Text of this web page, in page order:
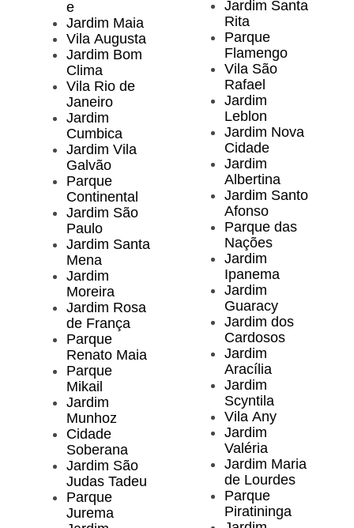
e
Jardim Maia
Vila Augusta
Jardim Bom
Clima
Vila Rio de
Janeiro
Jardim
Cumbica
Jardim Vila
Galvão
Parque
Continental
Jardim São
Paulo
Jardim Santa
Mena
Jardim
Moreira
Jardim Rosa
de França
Parque
Renato Maia
Parque
Mikail
Jardim
Munhoz
Cidade
Soberana
Jardim São
Judas Tadeu
Parque
Jurema
Jardim Santa
Rita
Parque
Flamengo
Vila São
Rafael
Jardim
Leblon
Jardim Nova
Cidade
Jardim
Albertina
Jardim Santo
Afonso
Parque das
Nações
Jardim
Ipanema
Jardim
Guaracy
Jardim dos
Cardosos
Jardim
Aracília
Jardim
Scyntila
Vila Any
Jardim
Valéria
Jardim Maria
de Lourdes
Parque
Piratininga